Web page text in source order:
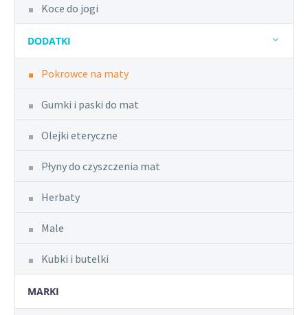
Koce do jogi
DODATKI
Pokrowce na maty
Gumki i paski do mat
Olejki eteryczne
Płyny do czyszczenia mat
Herbaty
Male
Kubki i butelki
MARKI